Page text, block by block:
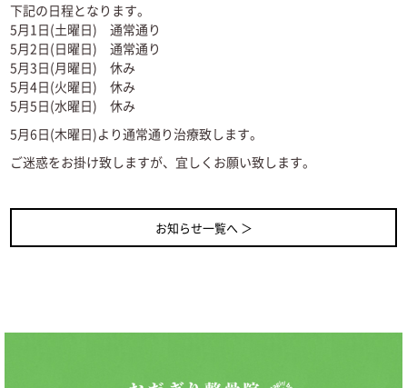
下記の日程となります。
5月1日(土曜日) 通常通り
5月2日(日曜日) 通常通り
5月3日(月曜日) 休み
5月4日(火曜日) 休み
5月5日(水曜日) 休み
5月6日(木曜日)より通常通り治療致します。
ご迷惑をお掛け致しますが、宜しくお願い致します。
お知らせ一覧へ ＞